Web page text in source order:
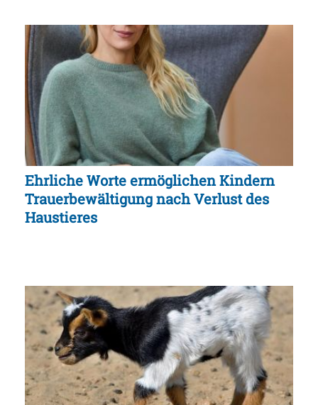
Ehrliche Worte ermöglichen Kindern
Trauerbewältigung nach Verlust des
Haustieres